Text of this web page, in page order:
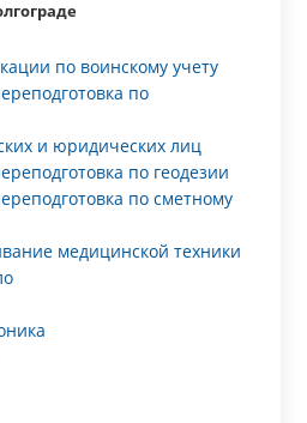
по воинскому учету
по
и юридических лиц
по геодезии
по сметному
медицинской техники